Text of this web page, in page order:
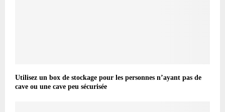
Utilisez un box de stockage pour les personnes n’ayant pas de
cave ou une cave peu sécurisée